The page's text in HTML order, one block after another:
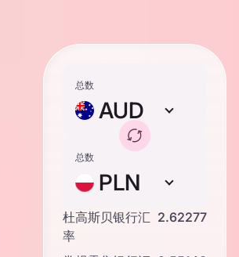
总数
AUD
总数
PLN
杜高斯贝银行汇
率
2.62277